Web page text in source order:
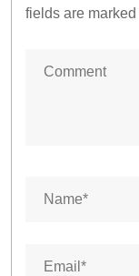
fields are marked